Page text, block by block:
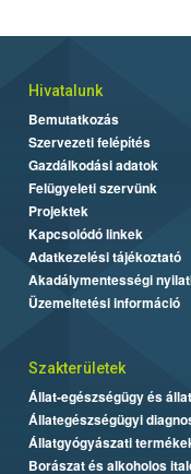
Hivatalunk
Bemutatkozás
Szervezeti felépítés
Gazdálkodási adatok
Felügyeleti szervünk
Projektek
Kapcsolódó linkek
Adatkezelési tájékoztató
Akadálymentességi
Üzemeltetési információ
Szakterületek
Állat-egészségügy és
Állategészségügyi
Állatgyógyászati
Borászat és alkoholos